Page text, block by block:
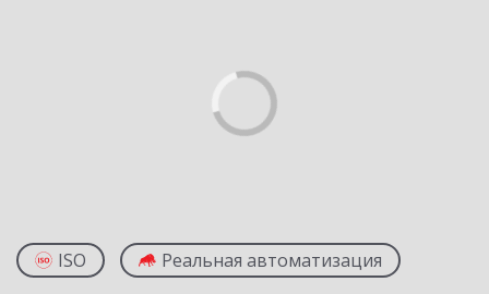
ISO Реальная автоматизация